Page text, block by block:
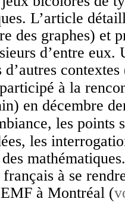
L’article
des graphes) et
d’entre eux.
contextes
à la
en décembre
les points
les
français à se
à Montréal (